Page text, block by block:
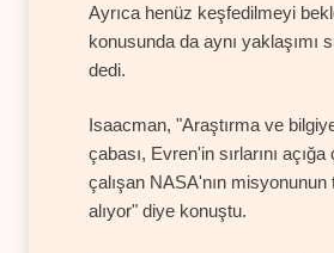
Ayrıca henüz keşfedilmeyi
konusunda da aynı yaklaşımı
dedi.
Isaacman, "Araştırma ve
çabası, Evren'in sırlarını
çalışan NASA'nın
alıyor" diye konuştu.